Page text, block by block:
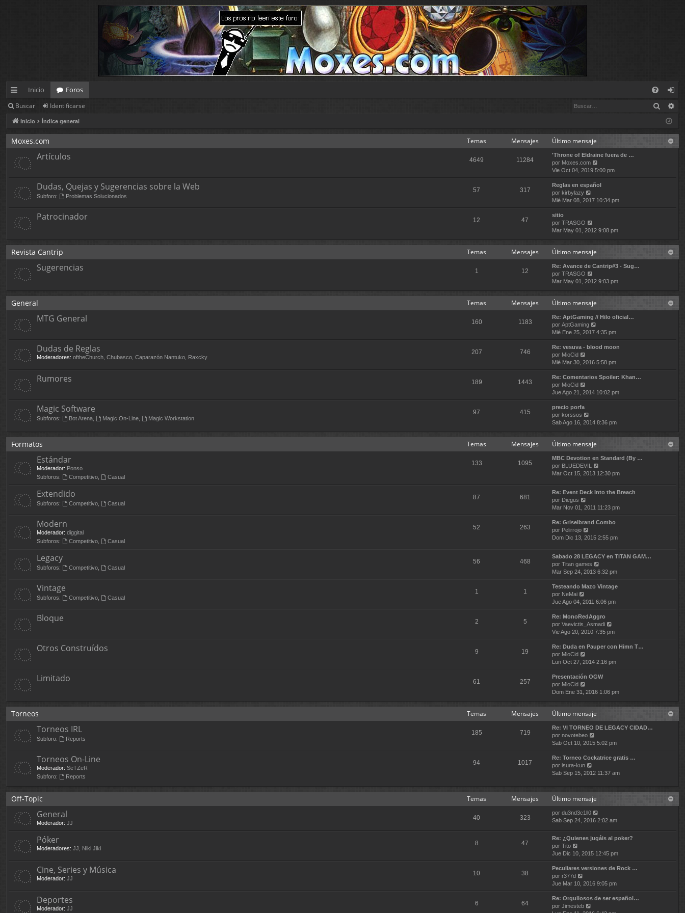
nl
ac
es
os
Inicio
Foros
FA
de
nt
ifi
Buscar Identificarse Buscar
Inicio Índice general
Moxes.com Temas Mensajes Último mensaje
Artículos 4649 11284
'Throne of Eldraine fuera de …
por Moxes.com
e
r
ú
t
i
m
n
a
j
Vie Oct 04, 2019 5:00 pm
Dudas, Quejas y Sugerencias sobre la Web
Subforo: Problemas Solucionados
57 317
Reglas en español
por kirbylazy
e
r
l
t
m
o
m
e
n
s
e
Mié Mar 08, 2017 10:34 pm
Patrocinador 12 47
sitio
por TRASGO
e
ú
l
t
i
o
n
s
a
j
Mar May 01, 2012 9:08 pm
Revista Cantrip Temas Mensajes Último mensaje
Sugerencias 1 12
Re: Avance de Cantrip#3 - Sug…
por TRASGO
e
ú
l
t
i
m
o
m
e
s
j
Mar May 01, 2012 9:03 pm
General Temas Mensajes Último mensaje
MTG General 160 1183
Re: AptGaming // Hilo oficial…
por AptGaming
e
r
ú
t
i
m
m
e
a
e
Mié Ene 25, 2017 4:35 pm
Dudas de Reglas
Moderadores: oftheChurch Chubasco Caparazón Nantuko Raxcky
207 746
Re: vesuva - blood moon
por MioCid
e
r
ú
t
i
o
m
n
s
a
j
e
Mié Mar 30, 2016 5:58 pm
Rumores 189 1443
Re: Comentarios Spoiler: Khan…
por MioCid
e
r
l
t
m
o
m
e
n
s
j
Jue Ago 21, 2014 10:02 pm
Magic Software
Subforos: Bot Arena, Magic On-Line, Magic Workstation
97 415
precio porfa
por korssos
e
ú
l
t
i
m
o
e
s
j
Sab Ago 16, 2014 8:36 pm
Formatos Temas Mensajes Último mensaje
Estándar
Moderador: Ponso
Subforos:
Competitivo, Casual
133 1095
MBC Devotion en Standard (By …
por BLUEDEVIL
e
l
i
o
e
n
s
j
e
Mar Oct 15, 2013 12:30 pm
Extendido
Subforos: Competitivo, Casual
87 681
Re: Event Deck Into the Breach
por Diegus
e
r
ú
l
t
o
m
e
a
e
Mar Nov 01, 2011 11:23 pm
Modern
Moderador: diggital
Subforos:
Competitivo, Casual
52 263
Re: Griselbrand Combo
por Pelirrojo
e
l
t
i
o
e
n
s
a
e
Dom Dic 13, 2015 2:55 pm
Legacy
Subforos: Competitivo, Casual
56 468
Sabado 28 LEGACY en TITAN GAM…
por Titan games
e
r
ú
t
i
m
o
m
e
n
a
j
e
Mar Sep 24, 2013 6:32 pm
Vintage
Subforos: Competitivo, Casual
1 1
Testeando Mazo Vintage
por NeMai
e
r
ú
t
i
m
o
m
e
n
s
a
e
Jue Ago 04, 2011 6:06 pm
Bloque 2 5
Re: MonoRedAggro
por Vaevictis_Asmadi
e
r
ú
t
i
m
n
a
j
Vie Ago 20, 2010 7:35 pm
Otros Construídos 9 19
Re: Duda en Pauper con Himn T…
por MioCid
e
r
ú
t
m
o
m
e
n
s
j
e
Lun Oct 27, 2014 2:16 pm
Limitado 61 257
Presentación OGW
por MioCid
e
ú
l
t
i
m
o
m
e
n
s
j
e
Dom Ene 31, 2016 1:06 pm
Torneos Temas Mensajes Último mensaje
Torneos IRL
Subforo: Reports
185 719
Re: VI TORNEO DE LEGACY CIDAD…
por novotebeo
e
r
ú
t
e
n
j
Sab Oct 10, 2015 5:02 pm
Torneos On-Line
Moderador: SeTZeR
Subforo:
Reports
94 1017
Re: Torneo Cockatrice gratis …
por isura-kun
e
l
t
i
m
e
s
j
Sab Sep 15, 2012 11:37 am
Off-Topic Temas Mensajes Último mensaje
General
Moderador: JJ
40 323
por du3nd3c1ll0
e
ú
t
m
n
a
Sab Sep 24, 2016 2:02 am
Póker
Moderadores: JJ Niki Jiki
8 47
Re: ¿Quienes jugáis al poker?
por Tito
e
r
ú
l
t
i
m
o
Jue Dic 10, 2015 12:45 pm
Cine, Series y Música
Moderador: JJ
10 38
Peculiares versiones de Rock …
por r377d
e
r
ú
l
Jue Mar 10, 2016 9:05 pm
Deportes
Moderador: JJ
6 64
Re: Orgullosos de ser español…
por Jimesteb